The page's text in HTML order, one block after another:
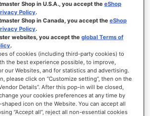
499,99 €
AGGIUNGI AL CARRELLO
VISTA
Shop in U.S.A., you accept theeShop
Policy.
Shop in Canada, you accept theeShop
Policy.
websites, you accept theglobal Terms of
.
of cookies (including third-party cookies) to
the best experience possible, to improve,
our Websites, and for statistics and advertising.
please click on “Customize setting”, then on the
Details”. After this pop-in will be closed,
your cookies preferences at any time by
icon on the Website. You can accept all
“Accept all”, reject all non-essential cookies